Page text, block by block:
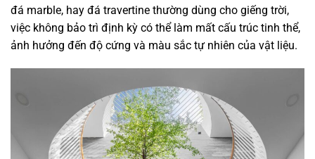
đá marble, hay đá travertine thường dùng cho giếng trời,
việc không bảo trì định kỳ có thể làm mất cấu trúc tinh thể,
ảnh hưởng đến độ cứng và màu sắc tự nhiên của vật liệu.